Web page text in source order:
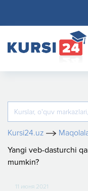
Kursi24.uz
Yangi veb-dasturchi
mumkin?
11 июня 2021